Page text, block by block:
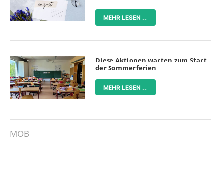
MEHR LESEN ...
Diese Aktionen warten zum Start
der Sommerferien
MEHR LESEN ...
MOB